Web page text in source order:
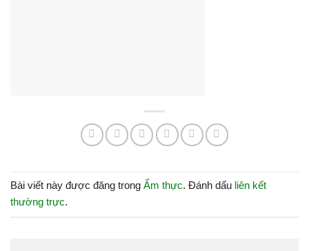
Bài viết này được đăng trong Ẩm thực. Đánh dấu liên kết
thường trực.